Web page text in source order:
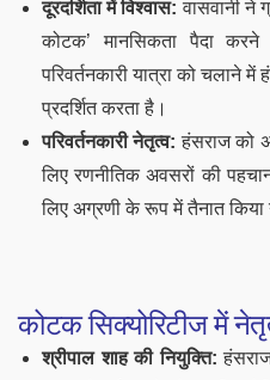
दूरदर्शिता में विश्वास: वासवानी ने
कोटक’ मानसिकता पैदा
परिवर्तनकारी यात्रा को चलाने
प्रदर्शित करता है।
परिवर्तनकारी नेतृत्व: हंसराज को
लिए रणनीतिक अवसरों की
लिए अग्रणी के रूप में तैनात किया
कोटक सिक्योरिटीज में
श्रीपाल शाह की नियुक्ति: